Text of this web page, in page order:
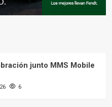
junto MMS Mobile
6